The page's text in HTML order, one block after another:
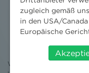
Willkommen Umweltrecht
zugleich gemäß
in den USA/
Europäische
insbesondere das
Behörden, zu